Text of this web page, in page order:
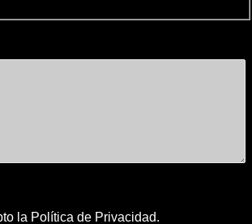
la Política de Privacidad.